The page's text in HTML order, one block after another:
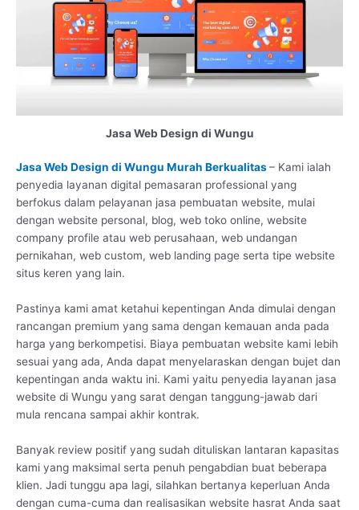
Jasa Web Design di Wungu
Jasa Web Design di Wungu Murah Berkualitas– Kami ialah
penyedia layanan digital pemasaran professional yang
berfokus dalam pelayanan jasa pembuatan website, mulai
dengan website personal, blog, web toko online, website
company profile atau web perusahaan, web undangan
pernikahan, web custom, web landing page serta tipe website
situs keren yang lain.
Pastinya kami amat ketahui kepentingan Anda dimulai dengan
rancangan premium yang sama dengan kemauan anda pada
harga yang berkompetisi. Biaya pembuatan website kami lebih
sesuai yang ada, Anda dapat menyelaraskan dengan bujet dan
kepentingan anda waktu ini. Kami yaitu penyedia layanan jasa
website di Wungu yang sarat dengan tanggung-jawab dari
mula rencana sampai akhir kontrak.
Banyak review positif yang sudah dituliskan lantaran kapasitas
kami yang maksimal serta penuh pengabdian buat beberapa
klien. Jadi tunggu apa lagi, silahkan bertanya keperluan Anda
dengan cuma-cuma dan realisasikan website hasrat Anda saat